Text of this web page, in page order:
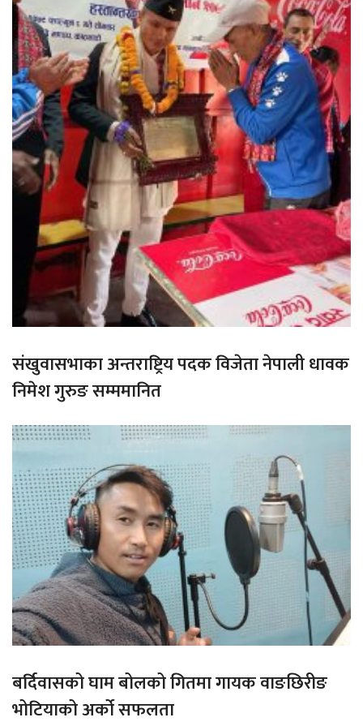
संखुवासभाका अन्तराष्ट्रिय पदक विजेता नेपाली धावक
निमेश गुरुङ सम्ममानित
बर्दिवासको घाम बोलको गितमा गायक वाङछिरीङ
भोटियाको अर्को सफलता